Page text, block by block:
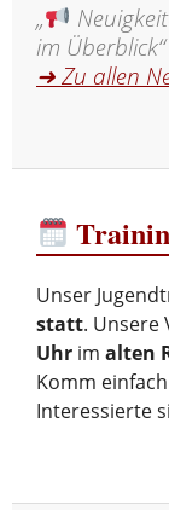
„
im Überblick“
➜ Zu allen
Unser
statt. Unsere
Uhr im alten
Komm
Interessierte